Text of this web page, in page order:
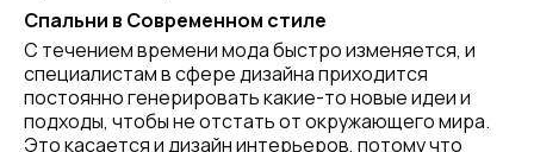
Спальни в Современном стиле
С течением времени мода быстро изменяется, и
специалистам в сфере дизайна приходится
постоянно генерировать какие-то новые идеи и
подходы, чтобы не отстать от окружающего мира.
Это касается и дизайн интерьеров, потому что